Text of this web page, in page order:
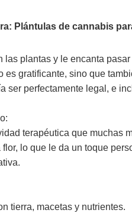
Plántulas de cannabis
las plantas y le encanta
es gratificante, sino que
ser perfectamente legal, e
terapéutica que muchas
lo que le da un toque
tierra, macetas y nutrientes.